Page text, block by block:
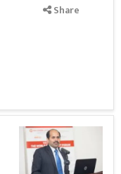
Share